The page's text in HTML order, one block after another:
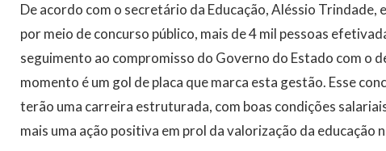
De acordo com o secretário da Educação, Aléssio
por meio de concurso público, mais de 4 mil pessoas
seguimento ao compromisso do Governo do Estado com o
momento é um gol de placa que marca esta gestão. Esse
terão uma carreira estruturada, com boas condições
mais uma ação positiva em prol da valorização da educação